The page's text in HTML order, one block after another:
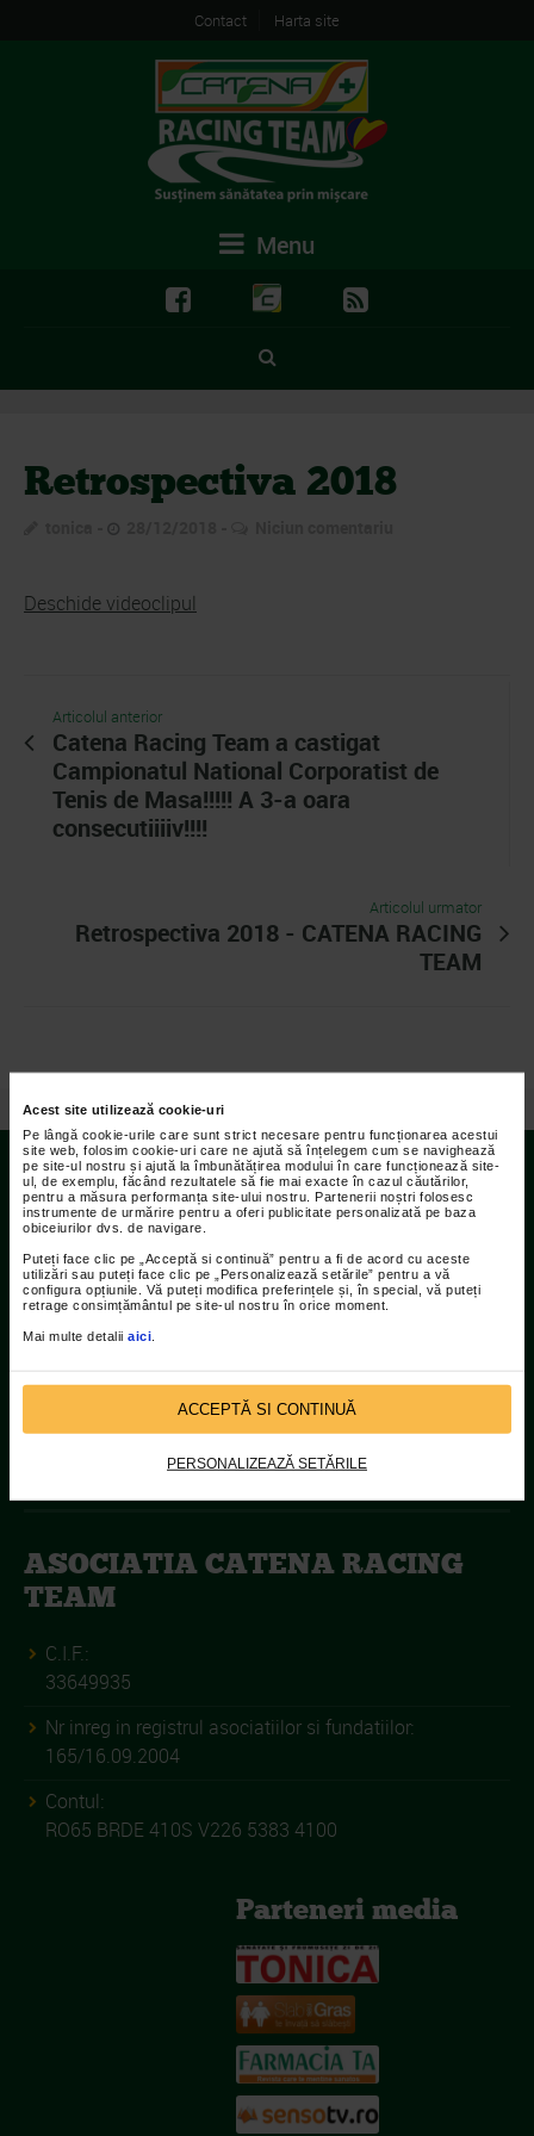
Acest site utilizează cookie-uri
Pe lângă cookie-urile care sunt strict necesare pentru funcționarea acestui
site web, folosim cookie-uri care ne ajută să înțelegem cum se navighează
pe site-ul nostru și ajută la îmbunătățirea modului în care funcționează site-
ul, de exemplu, făcând rezultatele să fie mai exacte în cazul căutărilor,
pentru a măsura performanța site-ului nostru. Partenerii noștri folosesc
instrumente de urmărire pentru a oferi publicitate personalizată pe baza
obiceiurilor dvs. de navigare.
Puteți face clic pe „Acceptă si continuă” pentru a fi de acord cu aceste
utilizări sau puteți face clic pe „Personalizează setările” pentru a vă
configura opțiunile. Vă puteți modifica preferințele și, în special, vă puteți
retrage consimțământul pe site-ul nostru în orice moment.
Mai multe detalii aici
ACCEPTĂ SI CONTINUĂ
PERSONALIZEAZĂ SETĂRILE
Contact Harta site
Menu
Retrospectiva 2018
Deschide videoclipul
Articolul anterior
Catena Racing Team a castigat
Campionatul National Corporatist de
Tenis de Masa!!!!! A 3-a oara
consecutiiiiv!!!!
Articolul urmator
Retrospectiva 2018 - CATENA RACING
TEAM
/ Video / Retrospectiva 2018
Contact
Adresa:
Str Islaz nr. 2 Sector 1 Bucuresti
Telefoane:
021.207.9141
ASOCIATIA CATENA RACING
TEAM
C.I.F.:
33649935
Nr inreg in registrul asociatiilor si fundatiilor:
165/16.09.2004
Contul:
RO65 BRDE 410S V226 5383 4100
Parteneri media